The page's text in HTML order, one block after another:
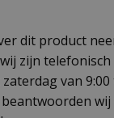
dit product
zijn
van